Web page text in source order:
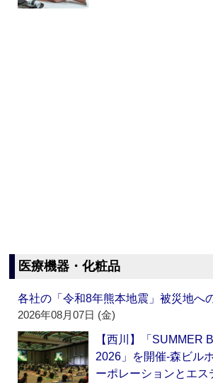
医療機器・化粧品
各社の「令和8年熊本地震」被災地へ
2026年08月07日 (金)
【西川】「SUMMER
2026」を開催‐森ビル
ーポレーションとエ